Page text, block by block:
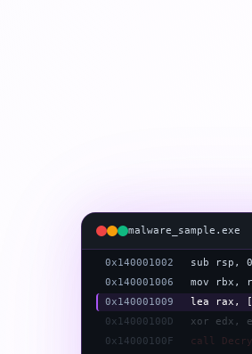
malware_sample.exe
0x140001002
sub rsp,
0x140001009
lea rax,
0x14000100D
xor edx,
0x14000100F
call
0x140001014
call
0x140001019
call